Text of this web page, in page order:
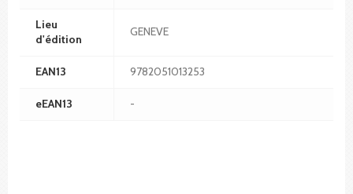
Lieu
d'édition
GENEVE
EAN13 9782051013253
eEAN13 -